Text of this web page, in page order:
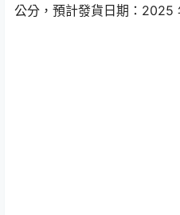
公分，預計發貨日期：2025